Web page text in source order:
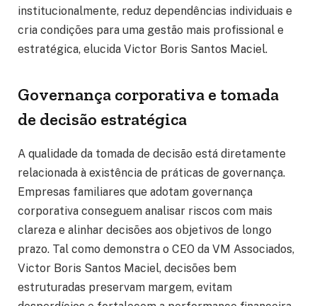
institucionalmente, reduz dependências individuais e
cria condições para uma gestão mais profissional e
estratégica, elucida Victor Boris Santos Maciel.
Governança corporativa e tomada
de decisão estratégica
A qualidade da tomada de decisão está diretamente
relacionada à existência de práticas de governança.
Empresas familiares que adotam governança
corporativa conseguem analisar riscos com mais
clareza e alinhar decisões aos objetivos de longo
prazo. Tal como demonstra o CEO da VM Associados,
Victor Boris Santos Maciel, decisões bem
estruturadas preservam margem, evitam